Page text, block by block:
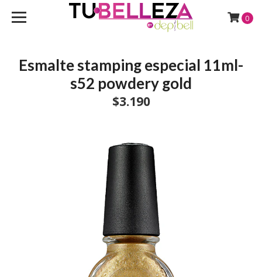
0
Esmalte stamping especial 11ml-
s52 powdery gold
$3.190